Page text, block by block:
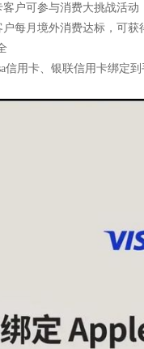
户可参与消费大挑战活
每月境外消费达标，可获
用卡、银联信用卡绑定